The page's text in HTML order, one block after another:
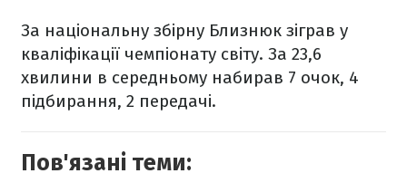
За національну збірну Близнюк зіграв у
кваліфікації чемпіонату світу. За 23,6
хвилини в середньому набирав 7 очок, 4
підбирання, 2 передачі.
Пов'язані теми: